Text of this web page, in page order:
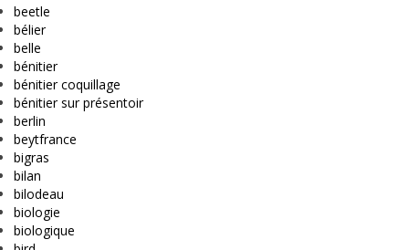
beetle
bélier
belle
bénitier
bénitier coquillage
bénitier sur présentoir
berlin
beytfrance
bigras
bilan
bilodeau
biologie
biologique